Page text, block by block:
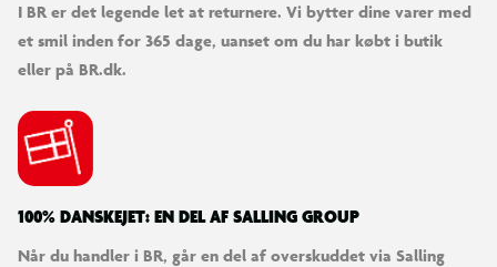
I BR er det legende let at returnere. Vi bytter dine varer med
et smil inden for 365 dage, uanset om du har købt i butik
eller på BR.dk.
100% DANSKEJET: EN DEL AF SALLING GROUP
Når du handler i BR, går en del af overskuddet via Salling